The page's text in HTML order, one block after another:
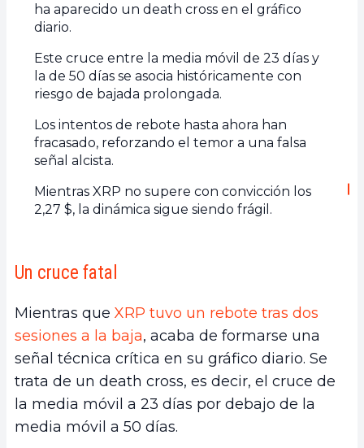
ha aparecido un death cross en el gráfico
diario.
Este cruce entre la media móvil de 23 días y
la de 50 días se asocia históricamente con
riesgo de bajada prolongada.
Los intentos de rebote hasta ahora han
fracasado, reforzando el temor a una falsa
señal alcista.
Mientras XRP no supere con convicción los
2,27 $, la dinámica sigue siendo frágil.
Un cruce fatal
Mientras que XRP tuvo un rebote tras dos
sesiones a la baja, acaba de formarse una
señal técnica crítica en su gráfico diario. Se
trata de un death cross, es decir, el cruce de
la media móvil a 23 días por debajo de la
media móvil a 50 días.